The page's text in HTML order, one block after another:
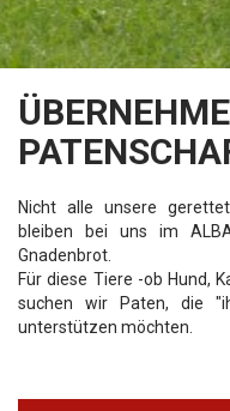
Nicht alle unsere
bleiben bei uns im
Gnadenbrot.
Für diese Tiere -ob Hund,
suchen wir Paten, die
unterstützen möchten.